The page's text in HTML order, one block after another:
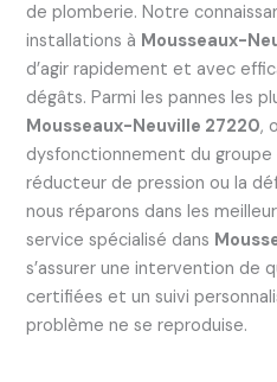
de plomberie. Notre
installations à Mousseaux-
d’agir rapidement et avec
dégâts. Parmi les pannes les
Mousseaux-Neuville 27220,
dysfonctionnement du
réducteur de pression ou la
nous réparons dans les
service spécialisé dans
s’assurer une intervention de
certifiées et un suivi
problème ne se reproduise.